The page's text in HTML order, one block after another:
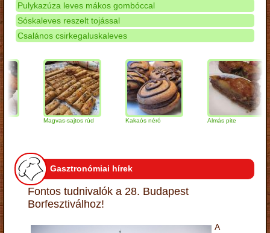
Pulykazúza leves mákos gombóccal
Sóskaleves reszelt tojással
Csalános csirkegaluskaleves
Magvas-sajtos rúd Kakaós néró Almás pite
Gasztronómiai hírek
Fontos tudnivalók a 28. Budapest
Borfesztiválhoz!
A